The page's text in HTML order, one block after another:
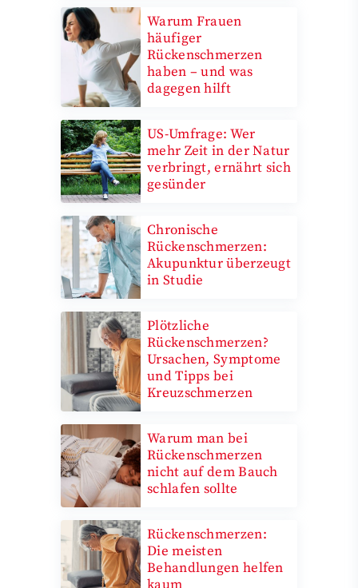
Warum Frauen
häufiger
Rückenschmerzen
haben – und was
dagegen hilft
US-Umfrage: Wer
mehr Zeit in der Natur
verbringt, ernährt sich
gesünder
Chronische
Rückenschmerzen:
Akupunktur überzeugt
in Studie
Plötzliche
Rückenschmerzen?
Ursachen, Symptome
und Tipps bei
Kreuzschmerzen
Warum man bei
Rückenschmerzen
nicht auf dem Bauch
schlafen sollte
Rückenschmerzen:
Die meisten
Behandlungen helfen